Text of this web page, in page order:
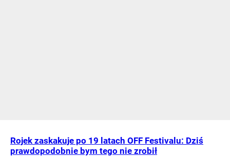
Rojek zaskakuje po 19 latach OFF Festivalu: Dziś
prawdopodobnie bym tego nie zrobił